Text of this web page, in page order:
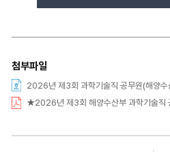
첨부파일
2026년 제3회 과학기술직 공무원(해양